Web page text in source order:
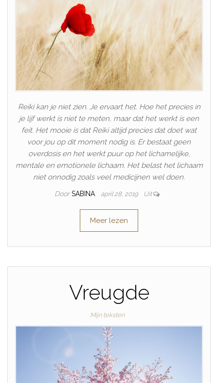
Reiki kan je niet zien. Je ervaart het. Hoe het precies in
je lijf werkt is niet te meten, maar dat het werkt is een
feit. Het mooie is dat Reiki altijd precies dat doet wat
voor jou op dit moment nodig is. Er bestaat geen
overdosis en het werkt puur op het lichamelijke,
mentale en emotionele lichaam. Het belast het lichaam
niet onnodig zoals veel medicijnen wel doen.
Door SABINA april 28, 2019 Uit
Meer lezen
Vreugde
Mijn teksten